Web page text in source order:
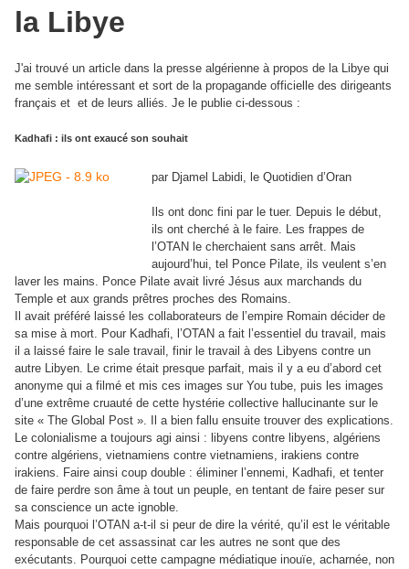
la Libye
J'ai trouvé un article dans la presse algérienne à propos de la Libye qui
me semble intéressant et sort de la propagande officielle des dirigeants
français et et de leurs alliés. Je le publie ci-dessous :
Kadhafi : ils ont exaucé son souhait
par Djamel Labidi, le Quotidien d’Oran
Ils ont donc fini par le tuer. Depuis le début,
ils ont cherché à le faire. Les frappes de
l’OTAN le cherchaient sans arrêt. Mais
aujourd’hui, tel Ponce Pilate, ils veulent s’en
laver les mains. Ponce Pilate avait livré Jésus aux marchands du
Temple et aux grands prêtres proches des Romains.
Il avait préféré laissé les collaborateurs de l’empire Romain décider de
sa mise à mort. Pour Kadhafi, l’OTAN a fait l’essentiel du travail, mais
il a laissé faire le sale travail, finir le travail à des Libyens contre un
autre Libyen. Le crime était presque parfait, mais il y a eu d’abord cet
anonyme qui a filmé et mis ces images sur You tube, puis les images
d’une extrême cruauté de cette hystérie collective hallucinante sur le
site « The Global Post ». Il a bien fallu ensuite trouver des explications.
Le colonialisme a toujours agi ainsi : libyens contre libyens, algériens
contre algériens, vietnamiens contre vietnamiens, irakiens contre
irakiens. Faire ainsi coup double : éliminer l’ennemi, Kadhafi, et tenter
de faire perdre son âme à tout un peuple, en tentant de faire peser sur
sa conscience un acte ignoble.
Mais pourquoi l’OTAN a-t-il si peur de dire la vérité, qu’il est le véritable
responsable de cet assassinat car les autres ne sont que des
exécutants. Pourquoi cette campagne médiatique inouïe, acharnée, non